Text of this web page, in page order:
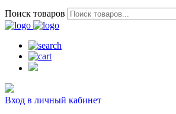
Поиск товаров
Вход в личный кабинет